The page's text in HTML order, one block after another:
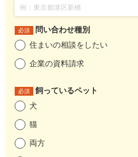
必須
問い合わせ種別
住まいの相談をしたい
企業の資料請求
必須
飼っているペット
犬
猫
両方